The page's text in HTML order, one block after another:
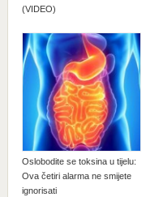
(VIDEO)
Oslobodite se toksina u tijelu:
Ova četiri alarma ne smijete
ignorisati